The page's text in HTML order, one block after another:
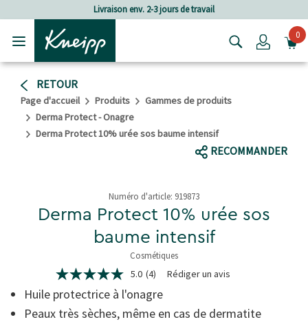
Passer au contenu principal
Passer au contenu du pied de page
Livraison env. 2-3 jours de travail
Login0
RETOUR
Page d'accueil Produits
Gammes de produits
Derma Protect - Onagre
Derma Protect 10% urée sos baume intensif
RECOMMANDER
Numéro d'article: 919873
Derma Protect 10% urée sos
baume intensif
Cosmétiques
4.6 de 5 étoiles
5.0
étoiles
sur
5,
5.0 (4) Rédiger un avis
Huile protectrice à l'onagre
Peaux très sèches, même en cas de dermatite